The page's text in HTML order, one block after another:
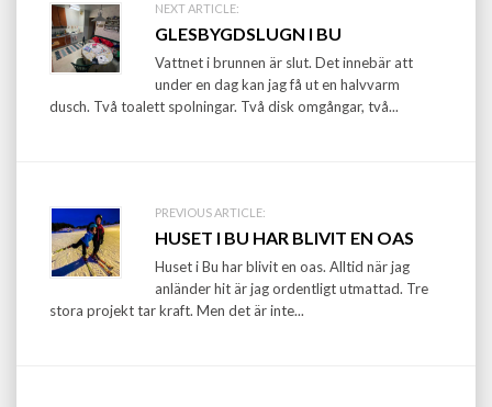
Post
navigation
NEXT ARTICLE:
GLESBYGDSLUGN I BU
Vattnet i brunnen är slut. Det innebär att
under en dag kan jag få ut en halvvarm
dusch. Två toalett spolningar. Två disk omgångar, två...
PREVIOUS ARTICLE:
HUSET I BU HAR BLIVIT EN OAS
Huset i Bu har blivit en oas. Alltid när jag
anländer hit är jag ordentligt utmattad. Tre
stora projekt tar kraft. Men det är inte...